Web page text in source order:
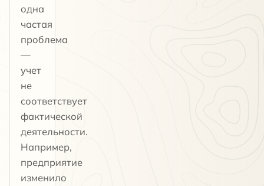
одна
частая
проблема
—
учет
не
соответствует
фактической
деятельности.
Например,
предприятие
изменило